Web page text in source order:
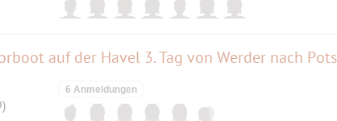
auf der Havel 3. Tag von Werder nach
6 Anmeldungen